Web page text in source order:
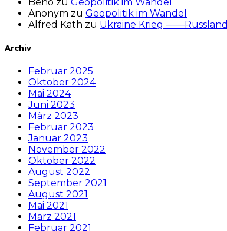
Anonym zu Geopolitik im Wandel
Alfred Kath zu Ukraine Krieg ——Russland
Archiv
Februar 2025
Oktober 2024
Mai 2024
Juni 2023
März 2023
Februar 2023
Januar 2023
November 2022
Oktober 2022
August 2022
September 2021
August 2021
Mai 2021
März 2021
Februar 2021